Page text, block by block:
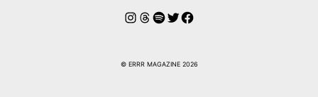
Instagram
Hilos
Spotify
Twitter
Facebook
© ERRR MAGAZINE 2026